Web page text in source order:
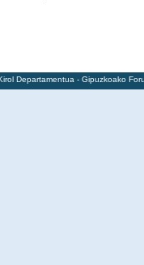
Departamentua - Gipuzkoako